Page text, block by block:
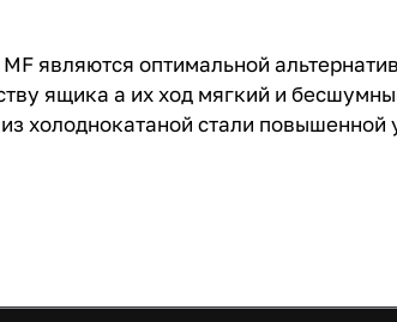
являются оптимальной
ящика а их ход мягкий и
холоднокатаной стали повышенной